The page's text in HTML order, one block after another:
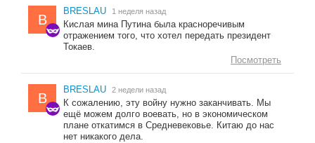
B
BRESLAU 1 неделя назад
Кислая мина Путина была красноречивым
отражением того, что хотел передать президент
Токаев.
Посмотреть
B
BRESLAU 2 недели назад
К сожалению, эту войну нужно заканчивать. Мы
ещё можем долго воевать, но в экономическом
плане откатимся в Средневековье. Китаю до нас
нет никакого дела.